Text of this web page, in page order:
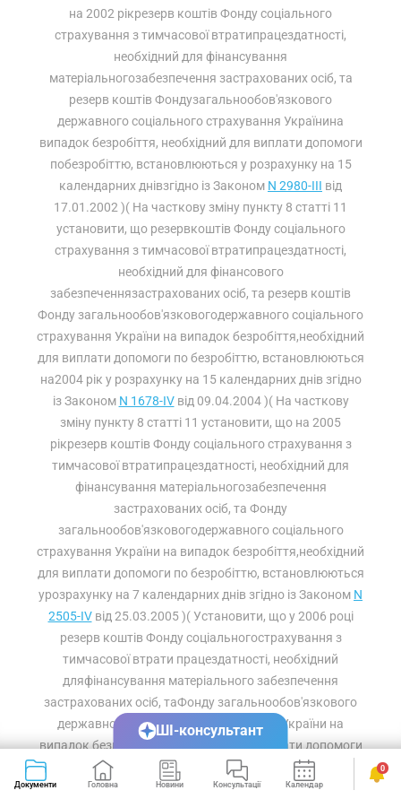
на 2002 рікрезерв коштів Фонду соціального
страхування з тимчасової втратипрацездатності,
необхідний для фінансування
матеріальногозабезпечення застрахованих осіб, та
резерв коштів Фондузагальнообов'язкового
державного соціального страхування Українина
випадок безробіття, необхідний для виплати допомоги
побезробіттю, встановлюються у розрахунку на 15
календарних днівзгідно із Законом N 2980-III від
17.01.2002 )( На часткову зміну пункту 8 статті 11
установити, що резервкоштів Фонду соціального
страхування з тимчасової втратипрацездатності,
необхідний для фінансового
забезпеченнязастрахованих осіб, та резерв коштів
Фонду загальнообов'язковогодержавного соціального
страхування України на випадок безробіття,необхідний
для виплати допомоги по безробіттю, встановлюються
на2004 рік у розрахунку на 15 календарних днів згідно
із Законом N 1678-IVвід 09.04.2004 )( На часткову
зміну пункту 8 статті 11 установити, що на 2005
рікрезерв коштів Фонду соціального страхування з
тимчасової втратипрацездатності, необхідний для
фінансування матеріальногозабезпечення
застрахованих осіб, та Фонду
загальнообов'язковогодержавного соціального
страхування України на випадок безробіття,необхідний
для виплати допомоги по безробіттю, встановлюються
урозрахунку на 7 календарних днів згідно із Законом N
2505-IVвід 25.03.2005 )( Установити, що у 2006 році
резерв коштів Фонду соціальногострахування з
тимчасової втрати працездатності, необхідний
дляфінансування матеріального забезпечення
застрахованих осіб, таФонду загальнообов'язкового
державного соціального страхуванняУкраїни на
випадок безробіття, необхідний для виплати допомоги
побезробіттю, визначений пунктом 8 статті 11,
встановлюється урозрахунку на 5 календарних днів
Документи Головна Новини Консультації Календар Сервіси
0
ШІ-консультант